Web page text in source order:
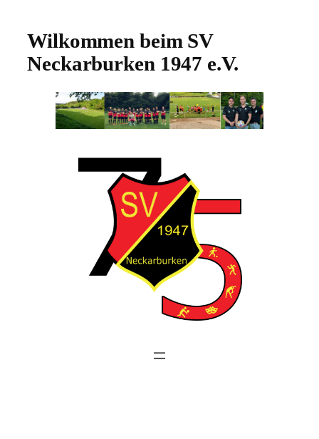
Wilkommen beim SV
Neckarburken 1947 e.V.